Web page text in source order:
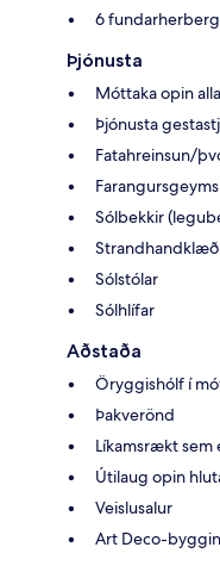
6
Þjónusta
Móttaka opin
Þjónusta
Fatahreinsun/
Sólbekkir
Sólstólar
Sólhlífar
Aðstaða
Öryggishólf í
Þakverönd
Líkamsrækt sem
Útilaug opin
Veislusalur
Art Deco-